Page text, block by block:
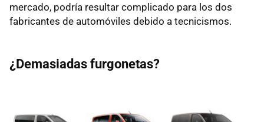
mercado, podría resultar complicado para los dos
fabricantes de automóviles debido a tecnicismos.
¿Demasiadas furgonetas?